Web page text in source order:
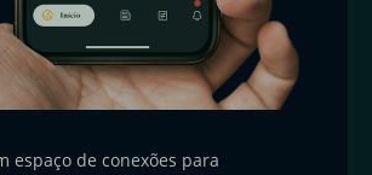
espaço de conexões para